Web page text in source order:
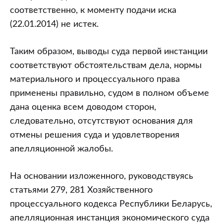
соответственно, к моменту подачи иска
(22.01.2014) не истек.
Таким образом, выводы суда первой инстанции
соответствуют обстоятельствам дела, нормы
материального и процессуального права
применены правильно, судом в полном объеме
дана оценка всем доводом сторон,
следовательно, отсутствуют основания для
отмены решения суда и удовлетворения
апелляционной жалобы.
На основании изложенного, руководствуясь
статьями 279, 281 Хозяйственного
процессуального кодекса Республики Беларусь,
апелляционная инстанция экономического суда